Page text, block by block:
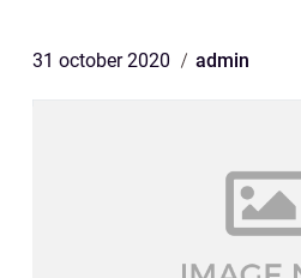
31 october 2020 admin